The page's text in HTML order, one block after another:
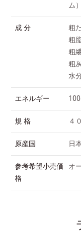
ム）
成 分
粗
粗
粗
粗
水
エネルギー
規 格 ４
原産国 日
参考希望小売価
格
オ